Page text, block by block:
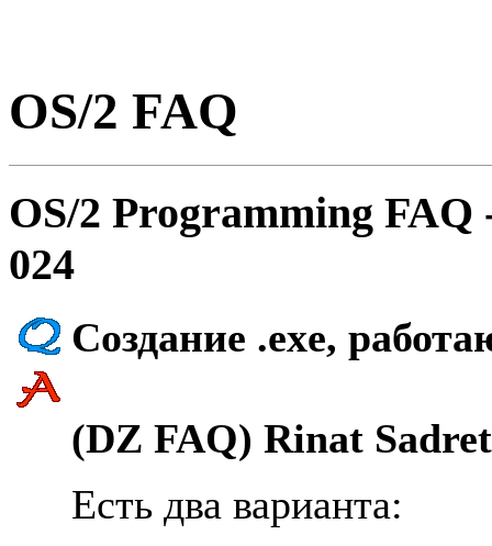
OS/2 FAQ
OS/2 Programming
024
Создание .exe,
(DZ FAQ) Rinat
Есть два варианта: